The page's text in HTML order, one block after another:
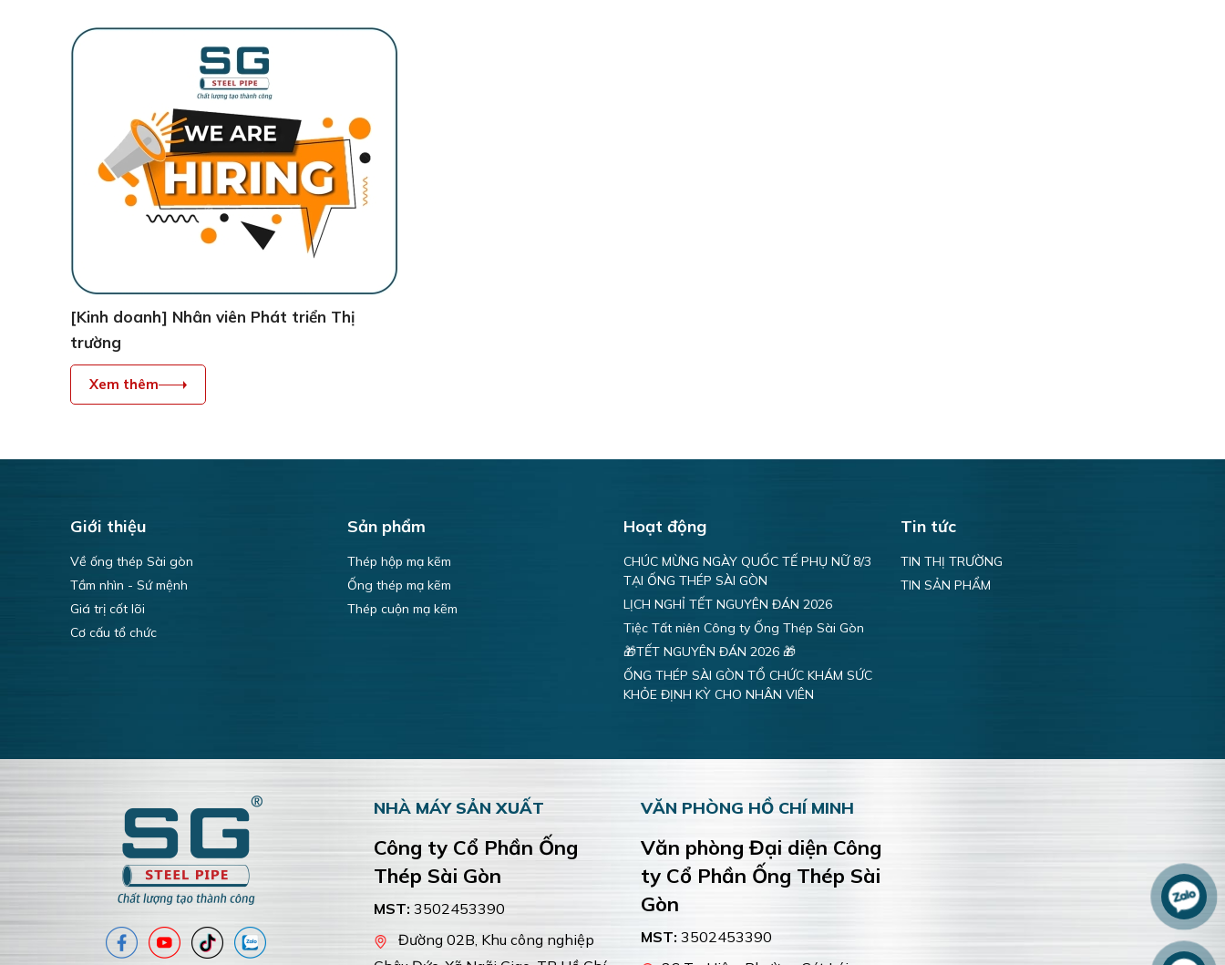
[Kinh doanh] Nhân viên Phát triển Thị
trường
Xem thêm
Giới thiệu
Về ống thép Sài gòn
Tầm nhìn - Sứ mệnh
Giá trị cốt lõi
Cơ cấu tổ chức
Sản phẩm
Thép hộp mạ kẽm
Ống thép mạ kẽm
Thép cuộn mạ kẽm
Hoạt động
CHÚC MỪNG NGÀY QUỐC TẾ PHỤ NỮ 8/3
TẠI ỐNG THÉP SÀI GÒN
LỊCH NGHỈ TẾT NGUYÊN ĐÁN 2026
Tiệc Tất niên Công ty Ống Thép Sài Gòn
🎁TẾT NGUYÊN ĐÁN 2026 🎁
ỐNG THÉP SÀI GÒN TỔ CHỨC KHÁM SỨC
KHỎE ĐỊNH KỲ CHO NHÂN VIÊN
Tin tức
TIN THỊ TRƯỜNG
TIN SẢN PHẨM
NHÀ MÁY SẢN XUẤT
Công ty Cổ Phần Ống
Thép Sài Gòn
MST: 3502453390
Đường 02B, Khu công nghiệp
VĂN PHÒNG HỒ CHÍ MINH
Văn phòng Đại diện Công
ty Cổ Phần Ống Thép Sài
Gòn
MST: 3502453390